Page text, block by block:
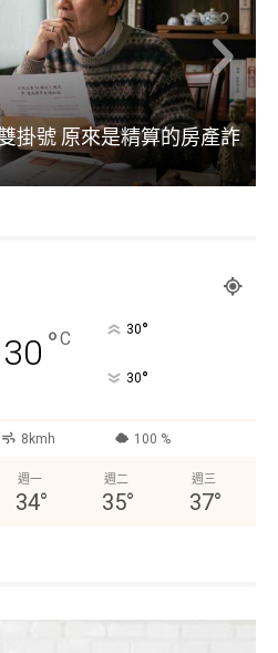
掛號 原來是精算的房產詐
30 °C 30°
30°
8kmh 100 %
週一
34°
週二
35°
週三
37°